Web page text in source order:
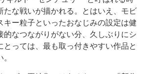
たな戦いが描かれる。とはいえ、モビ
キー粒子といったおなじみの設定は健
的なつながりがない分、久しぶりにシ
とっては、最も取っ付きやすい作品と